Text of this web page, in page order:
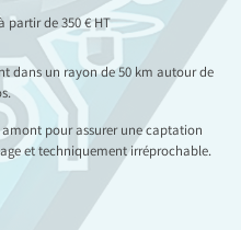
partir de 350 € HT
dans un rayon de 50 km autour de
pour assurer une captation
et techniquement irréprochable.